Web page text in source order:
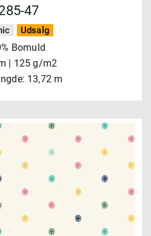
47
Udsalg
Bomuld
| 125 g/m2
13,72 m